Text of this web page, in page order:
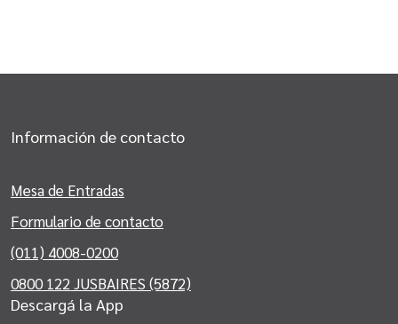
Información de contacto
Mesa de Entradas
Formulario de contacto
(011) 4008-0200
0800 122 JUSBAIRES (5872)
Descargá la App